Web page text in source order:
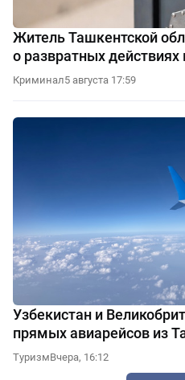
Житель Ташкентской
о развратных
Криминал5 августа 17:59
Узбекистан и
прямых авиарейсов из
ТуризмВчера, 16:12